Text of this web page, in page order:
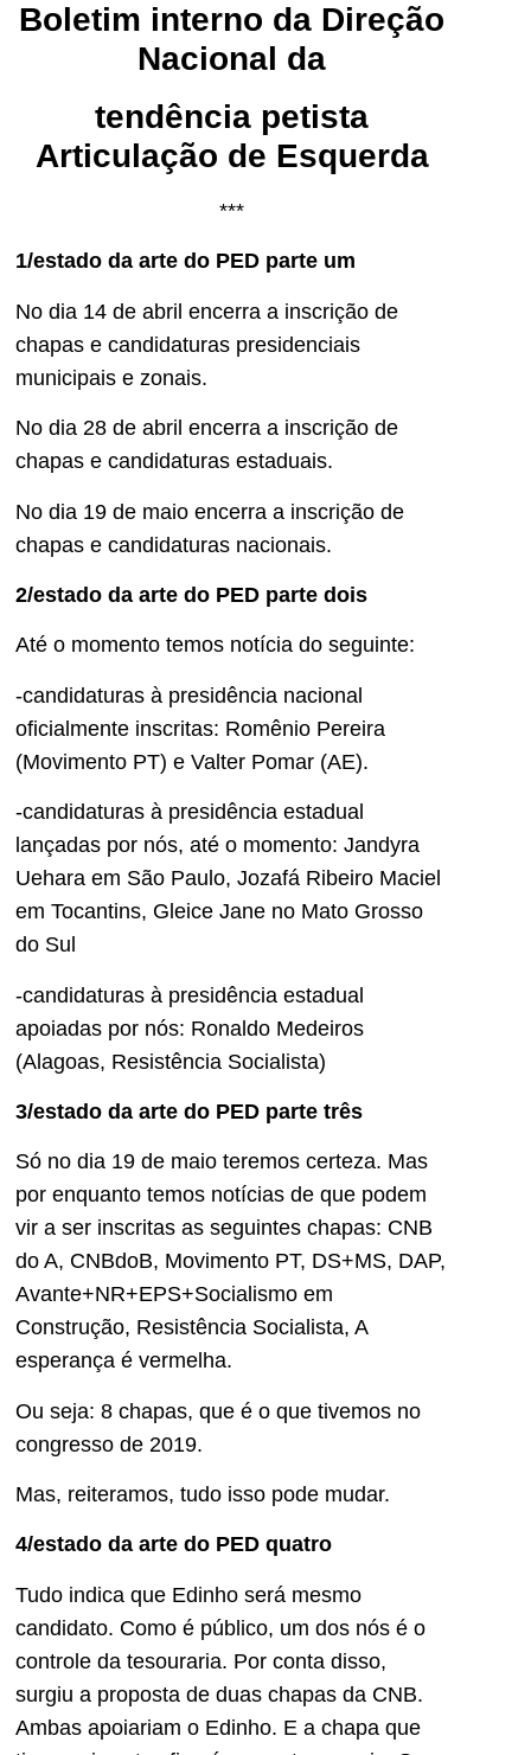
Boletim interno da Direção
Nacional da
tendência petista
Articulação de Esquerda
***
1/estado da arte do PED parte um
No dia 14 de abril encerra a inscrição de
chapas e candidaturas presidenciais
municipais e zonais.
No dia 28 de abril encerra a inscrição de
chapas e candidaturas estaduais.
No dia 19 de maio encerra a inscrição de
chapas e candidaturas nacionais.
2/estado da arte do PED parte dois
Até o momento temos notícia do seguinte:
-candidaturas à presidência nacional
oficialmente inscritas: Romênio Pereira
(Movimento PT) e Valter Pomar (AE).
-candidaturas à presidência estadual
lançadas por nós, até o momento: Jandyra
Uehara em São Paulo, Jozafá Ribeiro Maciel
em Tocantins, Gleice Jane no Mato Grosso
do Sul
-candidaturas à presidência estadual
apoiadas por nós: Ronaldo Medeiros
(Alagoas, Resistência Socialista)
3/estado da arte do PED parte três
Só no dia 19 de maio teremos certeza. Mas
por enquanto temos notícias de que podem
vir a ser inscritas as seguintes chapas: CNB
do A, CNBdoB, Movimento PT, DS+MS, DAP,
Avante+NR+EPS+Socialismo em
Construção, Resistência Socialista, A
esperança é vermelha.
Ou seja: 8 chapas, que é o que tivemos no
congresso de 2019.
Mas, reiteramos, tudo isso pode mudar.
4/estado da arte do PED quatro
Tudo indica que Edinho será mesmo
candidato. Como é público, um dos nós é o
controle da tesouraria. Por conta disso,
surgiu a proposta de duas chapas da CNB.
Ambas apoiariam o Edinho. E a chapa que